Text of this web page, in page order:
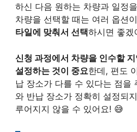
하신 다음 원하는 차량과 일정
차량을 선택할 때는 여러 옵션
타일에 맞춰서 선택하시면 좋겠
신청 과정에서 차량을 인수할
설정하는 것이 중요한데, 편도
납 장소가 다를 수 있다는 점을
와 반납 장소가 정확히 설정되
루어지지 않을 수 있어요! 😅